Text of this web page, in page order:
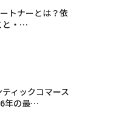
トナーとは？依
と・…
ィックコマース
年の最…